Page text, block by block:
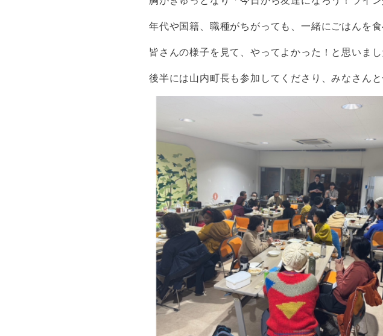
年代や国籍、職種がちがっても、一緒にごはんを
皆さんの様子を見て、やってよかった！と思いまし
後半には山内町長も参加してくださり、みなさん